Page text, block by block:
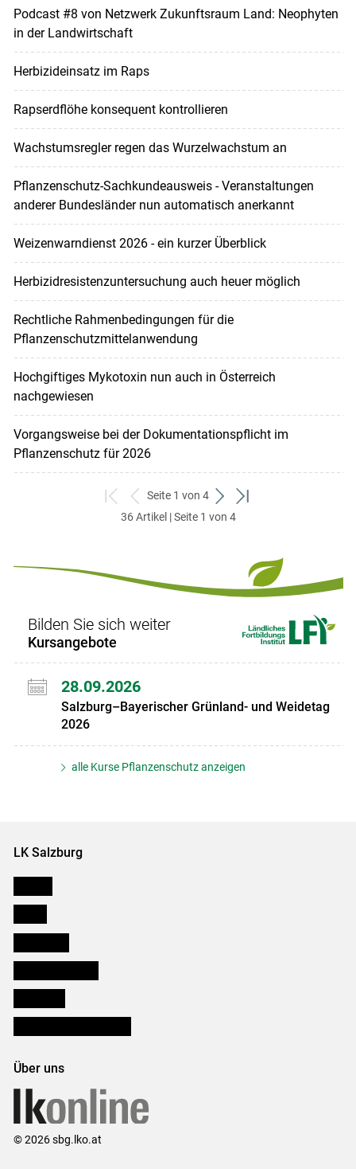
Podcast #8 von Netzwerk Zukunftsraum Land: Neophyten
in der Landwirtschaft
Herbizideinsatz im Raps
Rapserdflöhe konsequent kontrollieren
Wachstumsregler regen das Wurzelwachstum an
Pflanzenschutz-Sachkundeausweis - Veranstaltungen
anderer Bundesländer nun automatisch anerkannt
Weizenwarndienst 2026 - ein kurzer Überblick
Herbizidresistenzuntersuchung auch heuer möglich
Rechtliche Rahmenbedingungen für die
Pflanzenschutzmittelanwendung
Hochgiftiges Mykotoxin nun auch in Österreich
nachgewiesen
Vorgangsweise bei der Dokumentationspflicht im
Pflanzenschutz für 2026
zum
ersten
zurück
zum
Seite 1 von 4
weiter
zum
zum
36 Artikel | Seite 1 von 4
Bilden Sie sich weiter
Kursangebote
28.09.2026
Salzburg–Bayerischer Grünland- und Weidetag
2026
alle Kurse Pflanzenschutz anzeigen
LK Salzburg
Über uns
© 2026 sbg.lko.at